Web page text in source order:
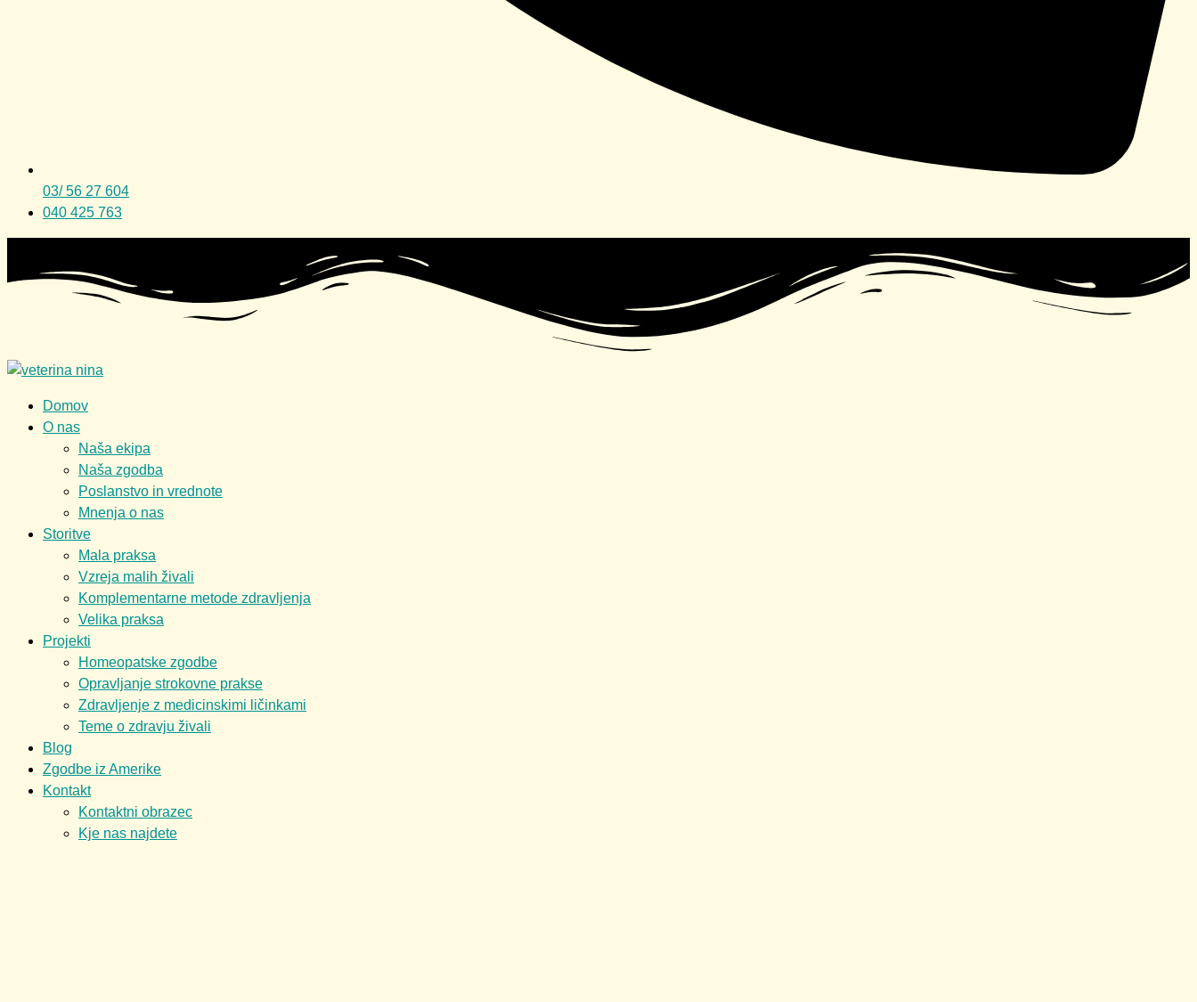
03/ 56 27 604
040 425 763
Domov
O nas
Naša ekipa
Naša zgodba
Poslanstvo in vrednote
Mnenja o nas
Storitve
Mala praksa
Vzreja malih živali
Komplementarne metode zdravljenja
Velika praksa
Projekti
Homeopatske zgodbe
Opravljanje strokovne prakse
Zdravljenje z medicinskimi ličinkami
Teme o zdravju živali
Blog
Zgodbe iz Amerike
Kontakt
Kontaktni obrazec
Kje nas najdete